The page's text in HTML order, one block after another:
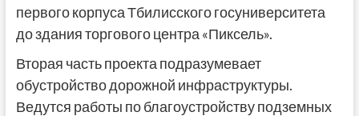
первого корпуса Тбилисского госуниверситета
до здания торгового центра «Пиксель».
Вторая часть проекта подразумевает
обустройство дорожной инфраструктуры.
Ведутся работы по благоустройству подземных